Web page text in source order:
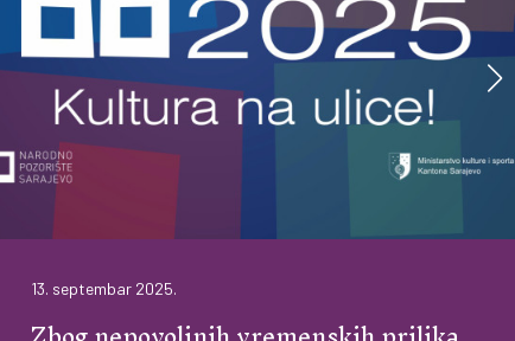
13. septembar 2025.